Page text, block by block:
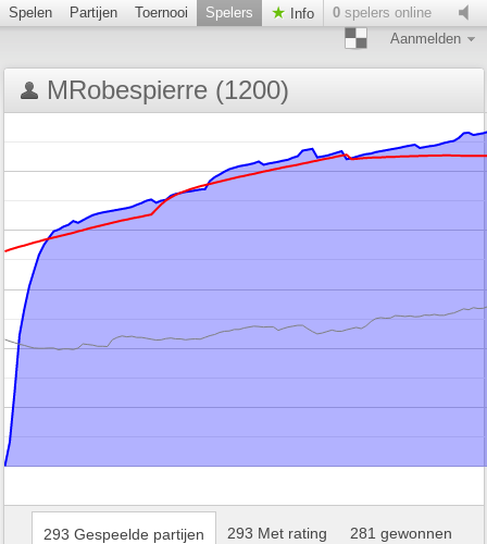
Spelen Partijen Toernooi Spelers Info 0 spelers online
Aanmelden
MRobespierre (1200)
293 Gespeelde partijen 293 Met rating 281 gewonnen